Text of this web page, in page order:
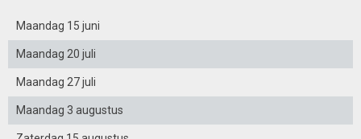
Maandag 15 juni
Maandag 20 juli
Maandag 27 juli
Maandag 3 augustus